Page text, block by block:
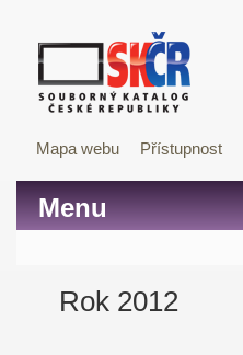
Mapa webu Přístupnost
Menu
Rok 2012